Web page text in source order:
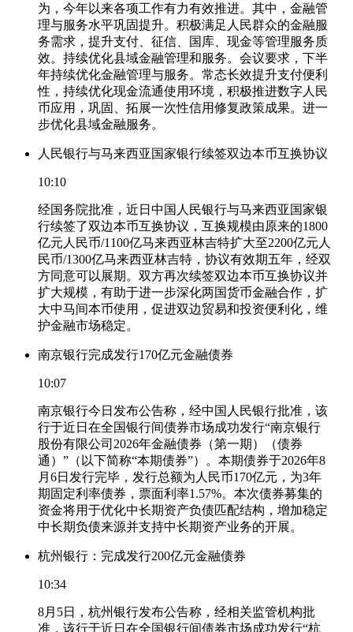
为，今年以来各项工作有力有效推进。其中，金融管
理与服务水平巩固提升。积极满足人民群众的金融服
务需求，提升支付、征信、国库、现金等管理服务质
效。持续优化县域金融管理和服务。会议要求，下半
年持续优化金融管理与服务。常态长效提升支付便利
性，持续优化现金流通使用环境，积极推进数字人民
币应用，巩固、拓展一次性信用修复政策成果。进一
步优化县域金融服务。
人民银行与马来西亚国家银行续签双边本币互换协议
10:10
经国务院批准，近日中国人民银行与马来西亚国家银
行续签了双边本币互换协议，互换规模由原来的1800
亿元人民币/1100亿马来西亚林吉特扩大至2200亿元人
民币/1300亿马来西亚林吉特，协议有效期五年，经双
方同意可以展期。双方再次续签双边本币互换协议并
扩大规模，有助于进一步深化两国货币金融合作，扩
大中马间本币使用，促进双边贸易和投资便利化，维
护金融市场稳定。
南京银行完成发行170亿元金融债券
10:07
南京银行今日发布公告称，经中国人民银行批准，该
行于近日在全国银行间债券市场成功发行“南京银行
股份有限公司2026年金融债券（第一期）（债券
通）”（以下简称“本期债券”）。本期债券于2026年8
月6日发行完毕，发行总额为人民币170亿元，为3年
期固定利率债券，票面利率1.57%。本次债券募集的
资金将用于优化中长期资产负债匹配结构，增加稳定
中长期负债来源并支持中长期资产业务的开展。
杭州银行：完成发行200亿元金融债券
10:34
8月5日，杭州银行发布公告称，经相关监管机构批
准，该行于近日在全国银行间债券市场成功发行“杭